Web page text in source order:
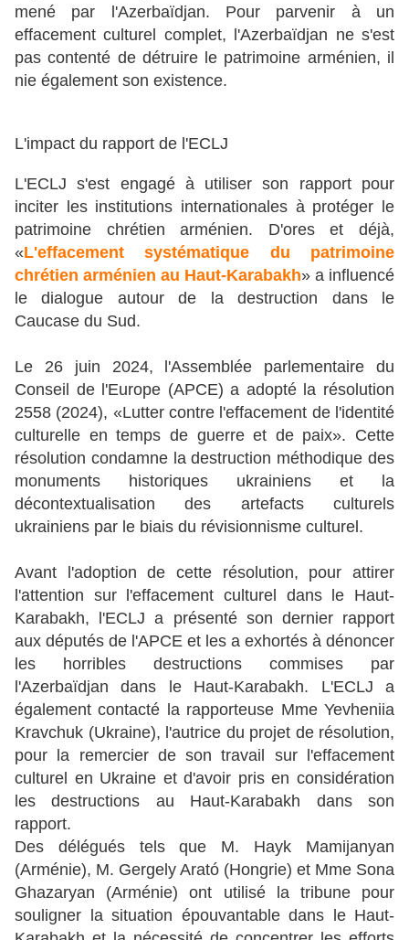
mené par l'Azerbaïdjan. Pour parvenir à un
effacement culturel complet, l'Azerbaïdjan ne s'est
pas contenté de détruire le patrimoine arménien, il
nie également son existence.
L'impact du rapport de l'ECLJ
L'ECLJ s'est engagé à utiliser son rapport pour
inciter les institutions internationales à protéger le
patrimoine chrétien arménien. D'ores et déjà,
«L'effacement systématique du patrimoine
chrétien arménien au Haut-Karabakh» a influencé
le dialogue autour de la destruction dans le
Caucase du Sud.
Le 26 juin 2024, l'Assemblée parlementaire du
Conseil de l'Europe (APCE) a adopté la résolution
2558 (2024), «Lutter contre l'effacement de l'identité
culturelle en temps de guerre et de paix». Cette
résolution condamne la destruction méthodique des
monuments historiques ukrainiens et la
décontextualisation des artefacts culturels
ukrainiens par le biais du révisionnisme culturel.
Avant l'adoption de cette résolution, pour attirer
l'attention sur l'effacement culturel dans le Haut-
Karabakh, l'ECLJ a présenté son dernier rapport
aux députés de l'APCE et les a exhortés à dénoncer
les horribles destructions commises par
l'Azerbaïdjan dans le Haut-Karabakh. L'ECLJ a
également contacté la rapporteuse Mme Yevheniia
Kravchuk (Ukraine), l'autrice du projet de résolution,
pour la remercier de son travail sur l'effacement
culturel en Ukraine et d'avoir pris en considération
les destructions au Haut-Karabakh dans son
rapport.
Des délégués tels que M. Hayk Mamijanyan
(Arménie), M. Gergely Arató (Hongrie) et Mme Sona
Ghazaryan (Arménie) ont utilisé la tribune pour
souligner la situation épouvantable dans le Haut-